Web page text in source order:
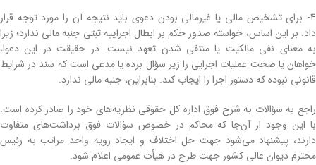
4- برای تشخیص مالی یا غیرمالی بودن دعوی باید نتیجه آن را مورد توجه قرار
داد. بر این اساس، خواسته صدور حکم بر ابطال اجراییه ثبتی جنبه مالی ندارد؛ زیرا
به معنای نفی مالکیت یا منتفی شدن تعهد نیست. در حقیقت در این دعوا،
خواهان یا صحت عملیات اجرایی را زیر سؤال برده یا مدعی است که سند در شرایط
قانونی نبوده که دستور اجرا را ایجاب کند. بنابراین، جنبه مالی ندارد.
راجع به سؤالات به شرح فوق اداره کل حقوقی نظریه‌های خود را صادر کرده است.
با این وجود از آن‌جا که محاکم در خصوص سؤالات فوق برداشت‌های متفاوت
دارند، پیشنهاد می‌شود جهت حل اختلاف و ایجاد رویه واحد مراتب به رئیس
محترم دیوان عالی کشور جهت طرح در هیأت عمومی اعلام شود.